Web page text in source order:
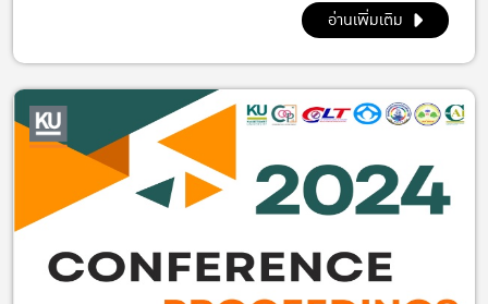
อ่านเพิ่มเติม